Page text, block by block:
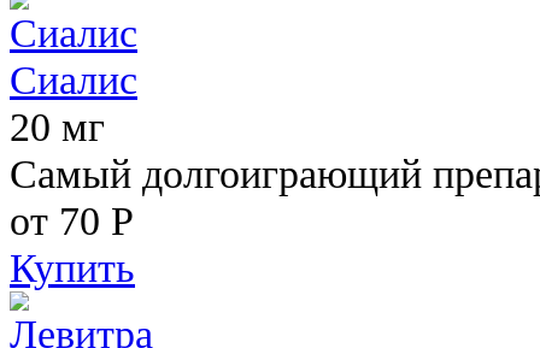
Сиалис
20 мг
Самый долгоиграющий
от 70 Р
Купить